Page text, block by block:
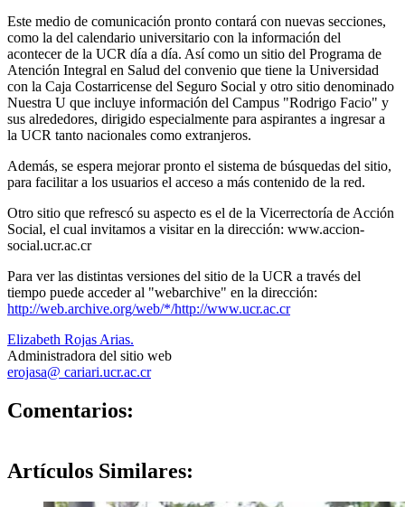
Este medio de comunicación pronto contará con nuevas secciones,
como la del calendario universitario con la información del
acontecer de la UCR día a día. Así como un sitio del Programa de
Atención Integral en Salud del convenio que tiene la Universidad
con la Caja Costarricense del Seguro Social y otro sitio denominado
Nuestra U que incluye información del Campus "Rodrigo Facio" y
sus alrededores, dirigido especialmente para aspirantes a ingresar a
la UCR tanto nacionales como extranjeros.
Además, se espera mejorar pronto el sistema de búsquedas del sitio,
para facilitar a los usuarios el acceso a más contenido de la red.
Otro sitio que refrescó su aspecto es el de la Vicerrectoría de Acción
Social, el cual invitamos a visitar en la dirección: www.accion-
social.ucr.ac.cr
Para ver las distintas versiones del sitio de la UCR a través del
tiempo puede acceder al "webarchive" en la dirección:
http://web.archive.org/web/*/http://www.ucr.ac.cr
Elizabeth Rojas Arias.
Administradora del sitio web
erojasa@ cariari.ucr.ac.cr
Comentarios:
Artículos Similares: